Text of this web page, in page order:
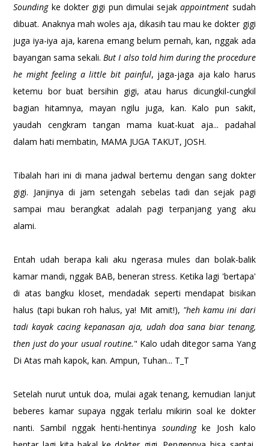
Sounding ke dokter gigi pun dimulai sejakappointment sudah
dibuat. Anaknya mah woles aja, dikasih tau mau ke dokter gigi
juga iya-iya aja, karena emang belum pernah, kan, nggak ada
bayangan sama sekali. But I also told him during the procedure
he might feeling a little bit painful, jaga-jaga aja kalo harus
ketemu bor buat bersihin gigi, atau harus dicungkil-cungkil
bagian hitamnya, mayan ngilu juga, kan. Kalo pun sakit,
yaudah cengkram tangan mama kuat-kuat aja... padahal
dalam hati membatin, MAMA JUGA TAKUT, JOSH.
Tibalah hari ini di mana jadwal bertemu dengan sang dokter
gigi. Janjinya di jam setengah sebelas tadi dan sejak pagi
sampai mau berangkat adalah pagi terpanjang yang aku
alami.
Entah udah berapa kali aku ngerasa mules dan bolak-balik
kamar mandi, nggak BAB, beneran stress. Ketika lagi 'bertapa'
di atas bangku kloset, mendadak seperti mendapat bisikan
halus (tapi bukan roh halus, ya! Mit amit!), "heh kamu ini dari
tadi kayak cacing kepanasan aja, udah doa sana biar tenang,
then just do your usual routine." Kalo udah ditegor sama Yang
Di Atas mah kapok, kan. Ampun, Tuhan... T_T
Setelah nurut untuk doa, mulai agak tenang, kemudian lanjut
beberes kamar supaya nggak terlalu mikirin soal ke dokter
nanti. Sambil nggak henti-hentinya soundingke Josh kalo